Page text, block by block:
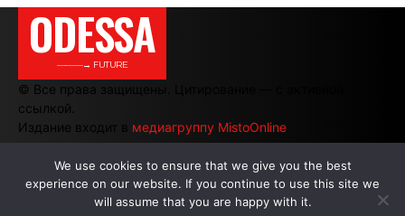
ODESSA
———→ FUTURE
© Все права защищены. Цитирование — с активной
ссылкой.
Издание входит в медиагруппу MistoOnline
АВТОРЫ | РЕКЛАМА НА САЙТЕ
We use cookies to ensure that we give you the best
experience on our website. If you continue to use this site we
will assume that you are happy with it.